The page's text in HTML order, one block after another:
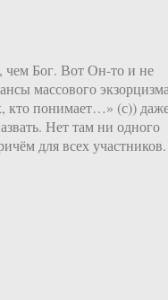
чем Бог. Вот Он-то и не
массового
кто понимает…» (с))
Нет там ни одного
для всех участников.